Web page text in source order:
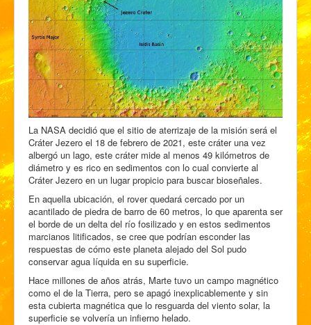
La NASA decidió que el sitio de aterrizaje de la misión será el
Cráter Jezero el 18 de febrero de 2021, este cráter una vez
albergó un lago, este cráter mide al menos 49 kilómetros de
diámetro y es rico en sedimentos con lo cual convierte al
Cráter Jezero en un lugar propicio para buscar bioseñales.
En aquella ubicación, el rover quedará cercado por un
acantilado de piedra de barro de 60 metros, lo que aparenta ser
el borde de un delta del río fosilizado y en estos sedimentos
marcianos litificados, se cree que podrían esconder las
respuestas de cómo este planeta alejado del Sol pudo
conservar agua líquida en su superficie.
Hace millones de años atrás, Marte tuvo un campo magnético
como el de la Tierra, pero se apagó inexplicablemente y sin
esta cubierta magnética que lo resguarda del viento solar, la
superficie se volvería un infierno helado.